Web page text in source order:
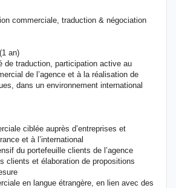
commerciale, traduction & négociation
an)
de traduction, participation active au
de l’agence et à la réalisation de
dans un environnement international
ciblée auprès d’entreprises et
et à l’international
du portefeuille clients de l’agence
clients et élaboration de propositions
en langue étrangère, en lien avec des